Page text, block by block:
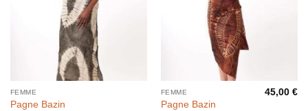
FEMME
Pagne Bazin
FEMME
Pagne Bazin
45,00€